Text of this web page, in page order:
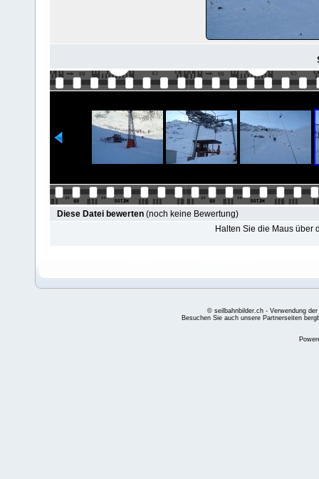
Diese Datei bewerten (noch keine Bewertung)
Halten Sie die Maus über
© seilbahnbilder.ch - Verwendung
Besuchen Sie auch unsere Partnerseiten